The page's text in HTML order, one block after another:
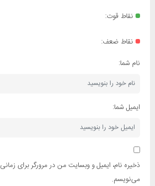
نقاط قوت:
نقاط ضعف:
نام شما:
ایمیل شما:
ذخیره نام، ایمیل و وبسایت من در مرورگر برای
می‌نویسم.